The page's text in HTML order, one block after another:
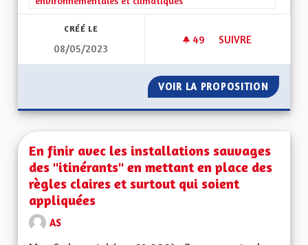
CRÉÉ LE
08/05/2023
49 49 ABONNÉS
SUIVRE
VOIR LA PROPOSITION
En finir avec les installations sauvages
des "itinérants" en mettant en place des
règles claires et surtout qui soient
appliquées
AS